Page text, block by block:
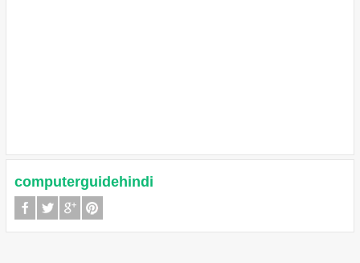
computerguidehindi